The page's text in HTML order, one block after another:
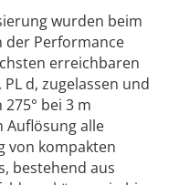
wurden beim
der Performance
erreichbaren
d, zugelassen und
bei 3 m
Auflösung alle
von kompakten
bestehend aus